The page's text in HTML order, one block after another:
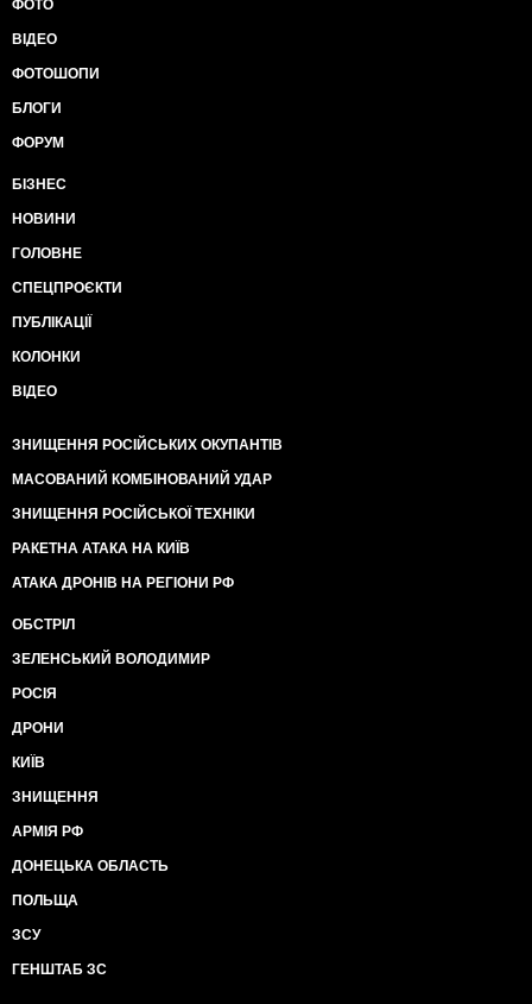
ФОТО
ВІДЕО
ФОТОШОПИ
БЛОГИ
ФОРУМ
БІЗНЕС
НОВИНИ
ГОЛОВНЕ
СПЕЦПРОЄКТИ
ПУБЛІКАЦІЇ
КОЛОНКИ
ВІДЕО
ЗНИЩЕННЯ РОСІЙСЬКИХ ОКУПАНТІВ
МАСОВАНИЙ КОМБІНОВАНИЙ УДАР
ЗНИЩЕННЯ РОСІЙСЬКОЇ ТЕХНІКИ
РАКЕТНА АТАКА НА КИЇВ
АТАКА ДРОНІВ НА РЕГІОНИ РФ
ОБСТРІЛ
ЗЕЛЕНСЬКИЙ ВОЛОДИМИР
РОСІЯ
ДРОНИ
КИЇВ
ЗНИЩЕННЯ
АРМІЯ РФ
ДОНЕЦЬКА ОБЛАСТЬ
ПОЛЬЩА
ЗСУ
ГЕНШТАБ ЗС